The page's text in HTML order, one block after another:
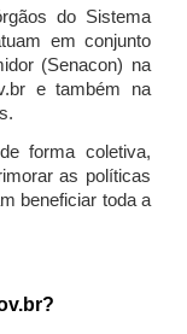
do Sistema
em conjunto
(Senacon) na
e também na
forma coletiva,
as políticas
beneficiar toda a